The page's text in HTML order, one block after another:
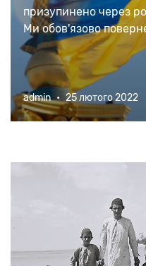
призупинено через
Ми обов'язово
новими текстами та
admin • 25 лютого 2022